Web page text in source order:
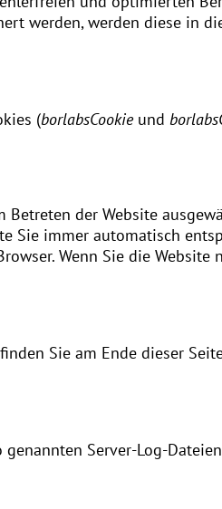
werden, werden diese in
(borlabsCookieund
der Website
Sie immer automatisch
Wenn Sie die Website
Sie am Ende dieser
Server-Log-